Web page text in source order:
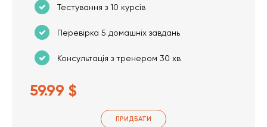
Тестування з 10 курсів
Перевірка 5 домашніх завдань
Консультація з тренером 30 хв
59.99 $
ПРИДБАТИ